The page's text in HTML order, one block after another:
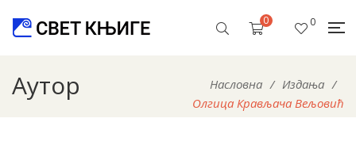
0 0
Аутор Насловна / Издања /
Олгица Крављача Вељовић